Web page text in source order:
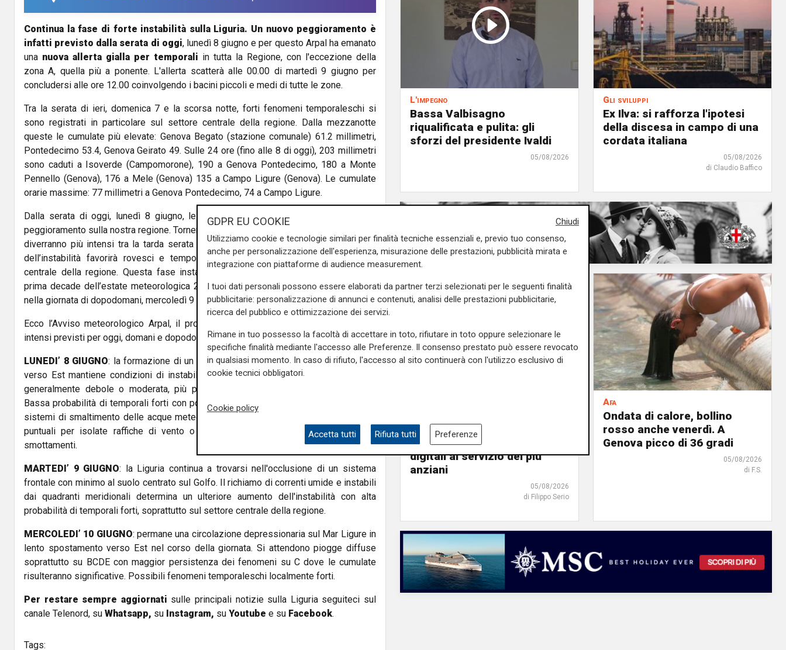
Continua la fase di forte instabilità sulla Liguria. Un nuovo peggioramento è
infatti previsto dalla serata di oggi, lunedì 8 giugno e per questo Arpal ha emanato
una nuova allerta gialla per temporali in tutta la Regione, con l'eccezione della
zona A, quella più a ponente. L'allerta scatterà alle 00.00 di martedì 9 giugno per
concludersi alle ore 12.00 coinvolgendo i bacini piccoli e medi di tutte le zone.
Tra la serata di ieri, domenica 7 e la scorsa notte, forti fenomeni temporaleschi si
sono registrati in particolare sul settore centrale della regione. Dalla mezzanotte
queste le cumulate più elevate: Genova Begato (stazione comunale) 61.2 millimetri,
Pontedecimo 53.4, Genova Geirato 49. Sulle 24 ore (fino alle 8 di oggi), 203 millimetri
sono caduti a Isoverde (Campomorone), 190 a Genova Pontedecimo, 180 a Monte
Pennello (Genova), 176 a Mele (Genova) 135 a Campo Ligure (Genova). Le cumulate
orarie massime: 77 millimetri a Genova Pontedecimo, 74 a Campo Ligure.
Dalla serata di oggi, lunedì 8 giugno, le condizioni meteo saranno nuovamente in
peggioramento sulla nostra regione. Torneranno, dunque, le piogge, con i fenomeni che
diverranno più intensi tra la tarda serata e le prime ore della notte; l’accentuazione
dell’instabilità favorirà rovesci e temporali anche forti, più probabili sul settore
centrale della regione. Questa fase instabile che sta caratterizzando in Liguria, la
prima decade dell’estate meteorologica 2020, sembra destinata a proseguire anche
nella giornata di dopodomani, mercoledì 9 giugno.
Ecco l’Avviso meteorologico Arpal, il prodotto che descrive i fenomeni meteo più
intensi previsti per oggi, domani e dopodomani:
LUNEDI’ 8 GIUGNO: la formazione di un minimo chiuso in quota in lento movimento
verso Est mantiene condizioni di instabilità associate a piogge sparse di intensità
generalmente debole o moderata, più probabili nell'interno e sui versanti padani.
Bassa probabilità di temporali forti con possibili allagamenti localizzati ad opera dei
sistemi di smaltimento delle acque meteoriche o di piccoli canali/rii. Possibili danni
puntuali per isolate raffiche di vento o trombe d'aria, grandine e fulmini, piccoli
smottamenti.
MARTEDI’ 9 GIUGNO: la Liguria continua a trovarsi nell'occlusione di un sistema
frontale con minimo al suolo centrato sul Golfo. Il richiamo di correnti umide e instabili
dai quadranti meridionali determina un ulteriore aumento dell'instabilità con alta
probabilità di temporali forti, soprattutto sul settore centrale della regione.
MERCOLEDI’ 10 GIUGNO: permane una circolazione depressionaria sul Mar Ligure in
lento spostamento verso Est nel corso della giornata. Si attendono piogge diffuse
soprattutto su BCDE con maggior persistenza dei fenomeni su C dove le cumulate
risulteranno significative. Possibili fenomeni temporaleschi localmente forti.
Per restare sempre aggiornati sulle principali notizie sulla Liguria seguiteci sul
canale Telenord, su Whatsapp, su Instagram, su Youtube e su Facebook.
Tags:
L'impegno
Bassa Valbisagno
riqualificata e pulita: gli
sforzi del presidente Ivaldi
05/08/2026
Gli sviluppi
Ex Ilva: si rafforza l'ipotesi
della discesa in campo di una
cordata italiana
05/08/2026
di Claudio Baffico
in Liguria nel 2025: da
settembre ecco i tutor
digitali al servizio dei più
anziani
05/08/2026
di Filippo Serio
Afa
Ondata di calore, bollino
rosso anche venerdì. A
Genova picco di 36 gradi
05/08/2026
di F.S.
Chiudi
GDPR EU COOKIE
Utilizziamo cookie e tecnologie similari per finalità tecniche essenziali e, previo tuo consenso,
anche per personalizzazione dell'esperienza, misurazione delle prestazioni, pubblicità mirata e
integrazione con piattaforme di audience measurement.
I tuoi dati personali possono essere elaborati da partner terzi selezionati per le seguenti finalità
pubblicitarie: personalizzazione di annunci e contenuti, analisi delle prestazioni pubblicitarie,
ricerca del pubblico e ottimizzazione dei servizi.
Rimane in tuo possesso la facoltà di accettare in toto, rifiutare in toto oppure selezionare le
specifiche finalità mediante l'accesso alle Preferenze. Il consenso prestato può essere revocato
in qualsiasi momento. In caso di rifiuto, l'accesso al sito continuerà con l'utilizzo esclusivo di
cookie tecnici obbligatori.
Cookie policy
Accetta tutti Rifiuta tutti Preferenze